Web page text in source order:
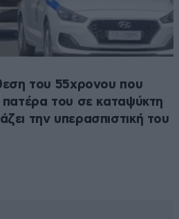
του 55χρονου που
του σε καταψύκτη
την υπερασπιστική του